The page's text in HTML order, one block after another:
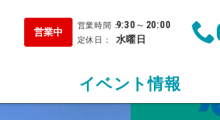
営業中
営業時間：9:30 ～ 20:00
定休日： 水曜日
イベント情報